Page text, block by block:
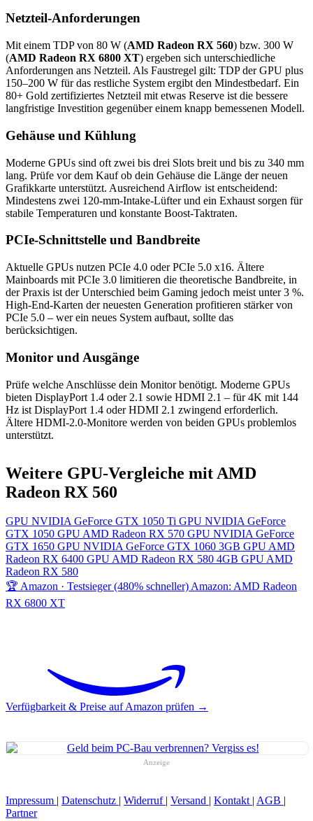
Netzteil-Anforderungen
Mit einem TDP von 80 W (AMD Radeon RX 560) bzw. 300 W
(AMD Radeon RX 6800 XT) ergeben sich unterschiedliche
Anforderungen ans Netzteil. Als Faustregel gilt: TDP der GPU plus
150–200 W für das restliche System ergibt den Mindestbedarf. Ein
80+ Gold zertifiziertes Netzteil mit etwas Reserve ist die bessere
langfristige Investition gegenüber einem knapp bemessenen Modell.
Gehäuse und Kühlung
Moderne GPUs sind oft zwei bis drei Slots breit und bis zu 340 mm
lang. Prüfe vor dem Kauf ob dein Gehäuse die Länge der neuen
Grafikkarte unterstützt. Ausreichend Airflow ist entscheidend:
Mindestens zwei 120-mm-Intake-Lüfter und ein Exhaust sorgen für
stabile Temperaturen und konstante Boost-Taktraten.
PCIe-Schnittstelle und Bandbreite
Aktuelle GPUs nutzen PCIe 4.0 oder PCIe 5.0 x16. Ältere
Mainboards mit PCIe 3.0 limitieren die theoretische Bandbreite, in
der Praxis ist der Unterschied beim Gaming jedoch meist unter 3 %.
High-End-Karten der neuesten Generation profitieren stärker von
PCIe 5.0 – wer ein neues System aufbaut, sollte das
berücksichtigen.
Monitor und Ausgänge
Prüfe welche Anschlüsse dein Monitor benötigt. Moderne GPUs
bieten DisplayPort 1.4 oder 2.1 sowie HDMI 2.1 – für 4K mit 144
Hz ist DisplayPort 1.4 oder HDMI 2.1 zwingend erforderlich.
Ältere HDMI-2.0-Monitore werden von beiden GPUs problemlos
unterstützt.
Weitere GPU-Vergleiche mit AMD
Radeon RX 560
GPU NVIDIA GeForce GTX 1050 Ti GPU NVIDIA GeForce
GTX 1050 GPUAMD Radeon RX 570 GPU NVIDIA GeForce
GTX 1650 GPU NVIDIA GeForce GTX 1060 3GB GPUAMD
Radeon RX 6400 GPUAMD Radeon RX 580 4GB GPUAMD
Radeon RX 580
🏆 Amazon · Testsieger (480% schneller)Amazon: AMD Radeon
RX 6800 XT
Verfügbarkeit & Preise auf Amazon prüfen →
Anzeige
Impressum | Datenschutz | Widerruf | Versand | Kontakt | AGB |
Partner